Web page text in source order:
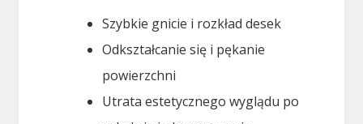
Szybkie gnicie i rozkład desek
Odkształcanie się i pękanie
powierzchni
Utrata estetycznego wyglądu po